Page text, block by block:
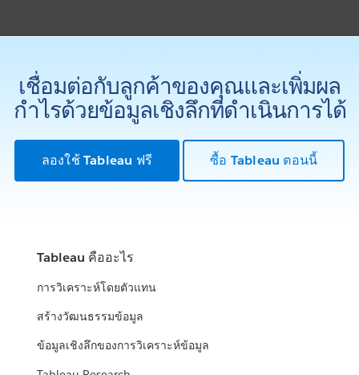
เชื่อมต่อกับลูกค้าของคุณและเพิ่มผล
กำไรด้วยข้อมูลเชิงลึกที่ดำเนินการได้
ลองใช้ Tableau ฟรี ซื้อ Tableau ตอนนี้
Tableau คืออะไร
การวิเคราะห์โดยตัวแทน
สร้างวัฒนธรรมข้อมูล
ข้อมูลเชิงลึกของการวิเคราะห์ข้อมูล